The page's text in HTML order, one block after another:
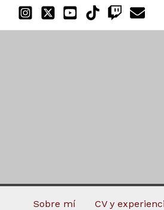
Sobre mí CV y